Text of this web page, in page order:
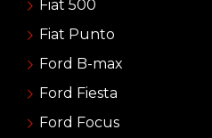
Fiat 500
Fiat Punto
Ford B-max
Ford Fiesta
Ford Focus